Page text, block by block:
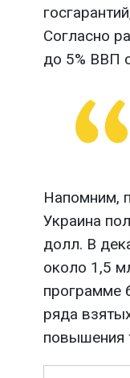
Согласно
до 5% ВВП
Напомним,
Украина
долл. В
около 1,5
программе
ряда
повышения